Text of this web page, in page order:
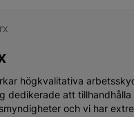
högkvalitativa
dedikerade att
och vi har